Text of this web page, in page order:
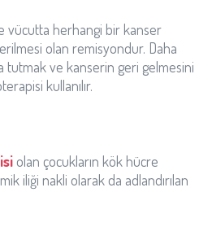
vücutta herhangi bir kanser
olan remisyondur. Daha
tutmak ve kanserin geri gelmesini
kullanılır.
olan çocukların kök hücre
iliği nakli olarak da adlandırılan